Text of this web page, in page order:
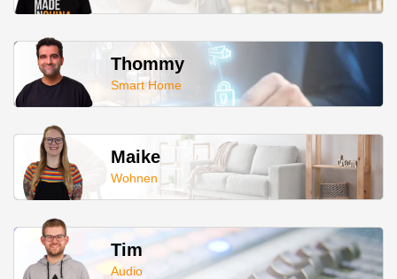
Thommy
Smart Home
Maike
Wohnen
Tim
Audio